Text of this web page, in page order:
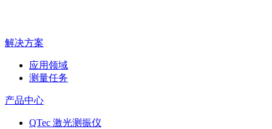
解决方案
应用领域
测量任务
产品中心
QTec 激光测振仪